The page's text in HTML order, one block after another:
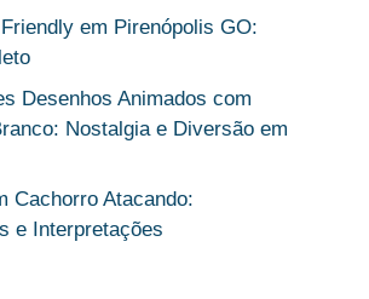
em Pirenópolis GO:
Desenhos Animados com
Nostalgia e Diversão em
Cachorro Atacando:
e Interpretações